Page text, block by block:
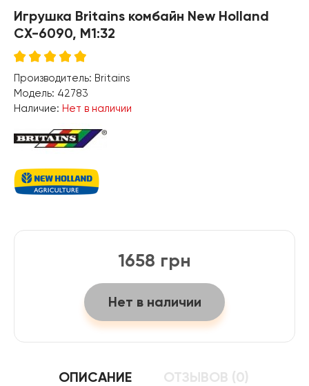
Игрушка Britains комбайн New Holland
CX-6090, M1:32
Производитель: Britains
Модель: 42783
Наличие: Нет в наличии
1658 грн
Нет в наличии
ОПИСАНИЕ ОТЗЫВОВ (0)